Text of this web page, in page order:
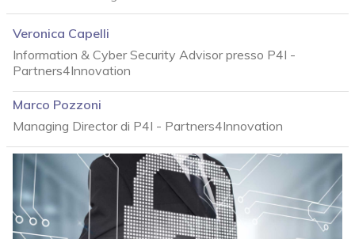
Veronica Capelli
Information & Cyber Security Advisor presso P4I -
Partners4Innovation
Marco Pozzoni
Managing Director di P4I - Partners4Innovation